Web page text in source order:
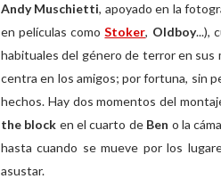
Andy Muschietti, apoyado en la
en películas comoStoker, Oldboy...),
habituales del género de terror en sus
centra en los amigos; por fortuna, sin
hechos. Hay dos momentos del
the block en el cuarto de Ben o la
hasta cuando se mueve por los
asustar.